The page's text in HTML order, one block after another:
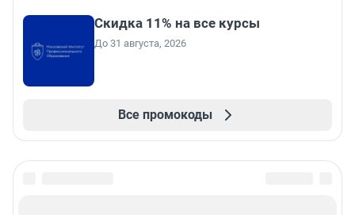
Скидка 11% на все курсы
До 31 августа, 2026
Все промокоды